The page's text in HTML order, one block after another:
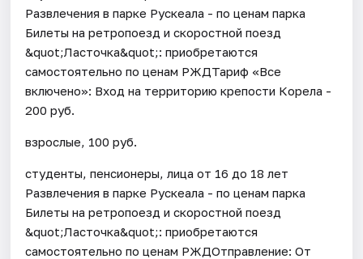
Развлечения в парке Рускеала - по ценам парка
Билеты на ретропоезд и скоростной поезд
&quot;Ласточка&quot;: приобретаются
самостоятельно по ценам РЖДТариф «Все
включено»: Вход на территорию крепости Корела -
200 руб.
взрослые, 100 руб.
студенты, пенсионеры, лица от 16 до 18 лет
Развлечения в парке Рускеала - по ценам парка
Билеты на ретропоезд и скоростной поезд
&quot;Ласточка&quot;: приобретаются
самостоятельно по ценам РЖДОтправление: От